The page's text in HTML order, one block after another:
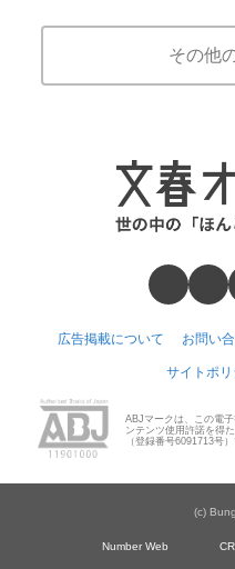
その他
広告掲載について お問い
サイトポリ
ABJマークは、この電
ンテンツ使用許諾を得
（登録番号6091713号）
(c)
Number Web